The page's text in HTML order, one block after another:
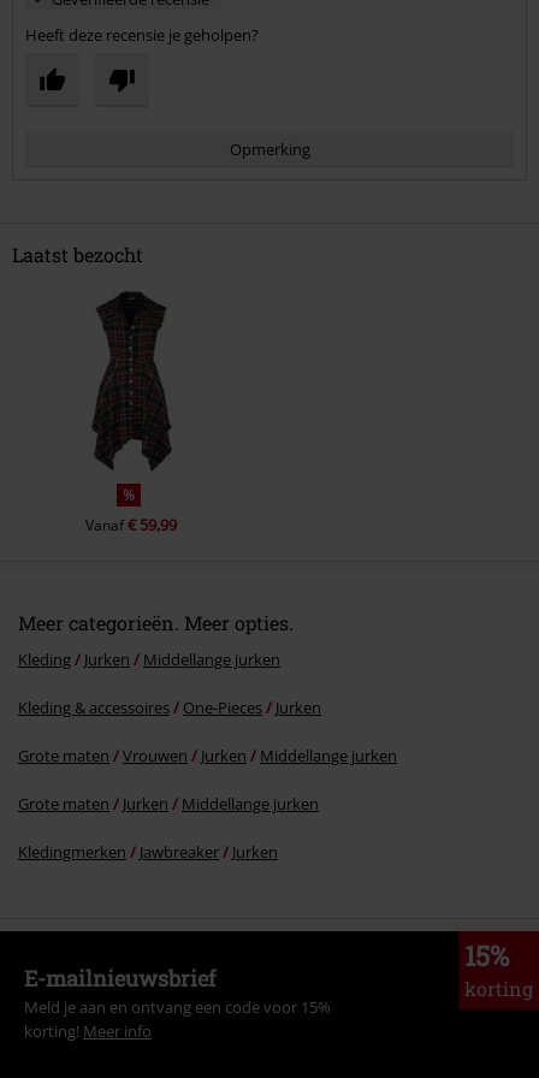
Heeft deze recensie je geholpen?
Opmerking
Commentaar versturen
Laatst bezocht
%
Vanaf€ 59,99
Meer categorieën. Meer opties.
Kleding Jurken Middellange jurken
Kleding & accessoires One-Pieces Jurken
Grote maten Vrouwen Jurken Middellange jurken
Grote maten Jurken Middellange jurken
Kledingmerken Jawbreaker Jurken
15%
korting
E-mailnieuwsbrief
Meld je aan en ontvang een code voor 15%
korting! Meer info